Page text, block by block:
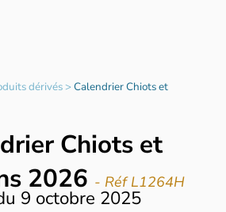
dérivés>Calendrier Chiots et
Chiots et
2026 - Réf L1264H
9 octobre 2025